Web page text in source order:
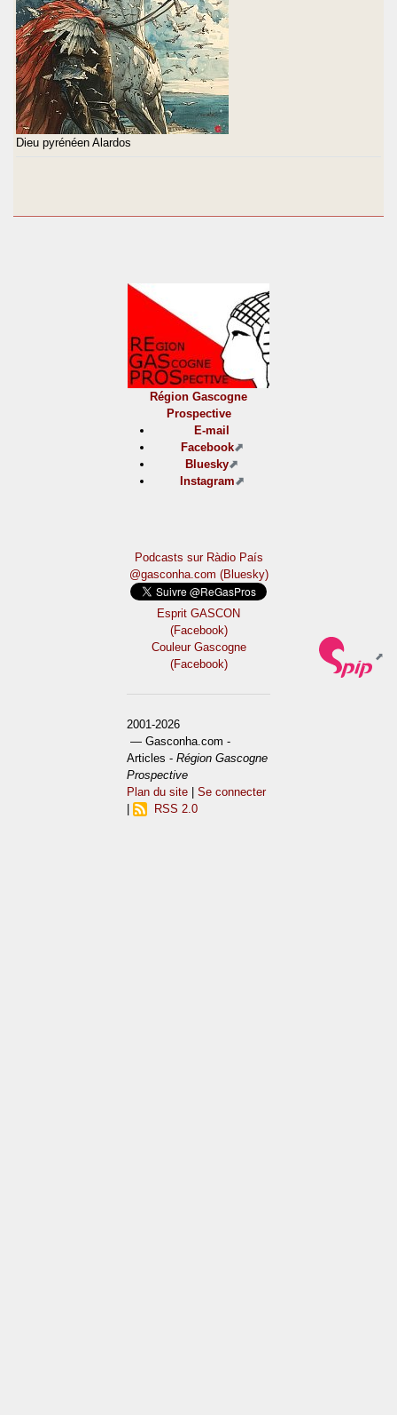
Dieu pyrénéen Alardos
Région Gascogne
Prospective
E-mail
Facebook
Bluesky
Instagram
Podcasts sur Ràdio País
@gasconha.com (Bluesky)
Esprit GASCON
(Facebook)
Couleur Gascogne
(Facebook)
2001-2026
— Gasconha.com -
Articles -Région Gascogne
Prospective
Plan du site |Se connecter
RSS 2.0